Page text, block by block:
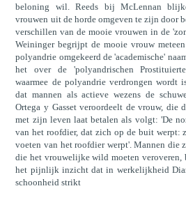
beloning wil. Reeds bij McLennan
vrouwen uit de horde omgeven te zijn door
verschillen van de mooie vrouwen in de
Weininger begrijpt de mooie vrouw
polyandrie omgekeerd de 'academische'
het over de 'polyandrischen
waarmee de polyandrie verdrongen wordt
dat mannen als actieve wezens de
Ortega y Gasset veroordeelt de vrouw, die
met zijn leven laat betalen als volgt: 'De
van het roofdier, dat zich op de buit
voeten van het roofdier werpt'. Mannen die
die het vrouwelijke wild moeten veroveren,
het pijnlijk inzicht dat in werkelijkheid
schoonheid strikt